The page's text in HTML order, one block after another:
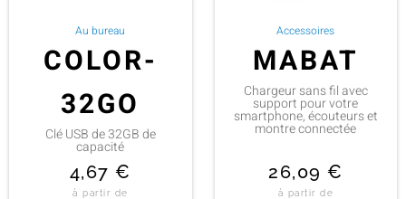
Au bureau
COLOR-
32GO
Clé USB de 32GB de
capacité
4,67€
à partir de
Accessoires
MABAT
Chargeur sans fil avec
support pour votre
smartphone, écouteurs et
montre connectée
26,09 €
à partir de